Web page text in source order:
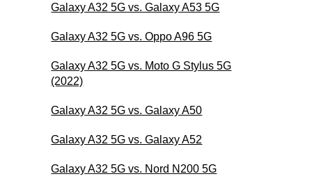
Galaxy A32 5G vs. Galaxy A53 5G
Galaxy A32 5G vs. Oppo A96 5G
Galaxy A32 5G vs. Moto G Stylus 5G
(2022)
Galaxy A32 5G vs. Galaxy A50
Galaxy A32 5G vs. Galaxy A52
Galaxy A32 5G vs. Nord N200 5G